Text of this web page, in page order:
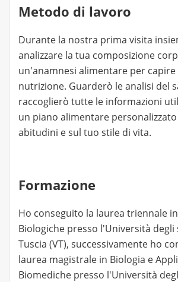
✔ Tenere sotto controllo specifiche
salute.
✔ Insegnare a mangiare in modo
equilibrato, anche ai più piccoli.
Il piano nutrizionale verrà inviato
giorni dalla visita e sarà costruito
e sostenibile, senza rinunce e
Metodo di lavoro
Durante la nostra prima visita
analizzare la tua composizione
un'anamnesi alimentare per
nutrizione. Guarderò le analisi del
raccoglierò tutte le informazioni
un piano alimentare
abitudini e sul tuo stile di vita.
Formazione
Ho conseguito la laurea triennale
Biologiche presso l'Università degli
Tuscia (VT), successivamente ho
laurea magistrale in Biologia e
Biomediche presso l'Università